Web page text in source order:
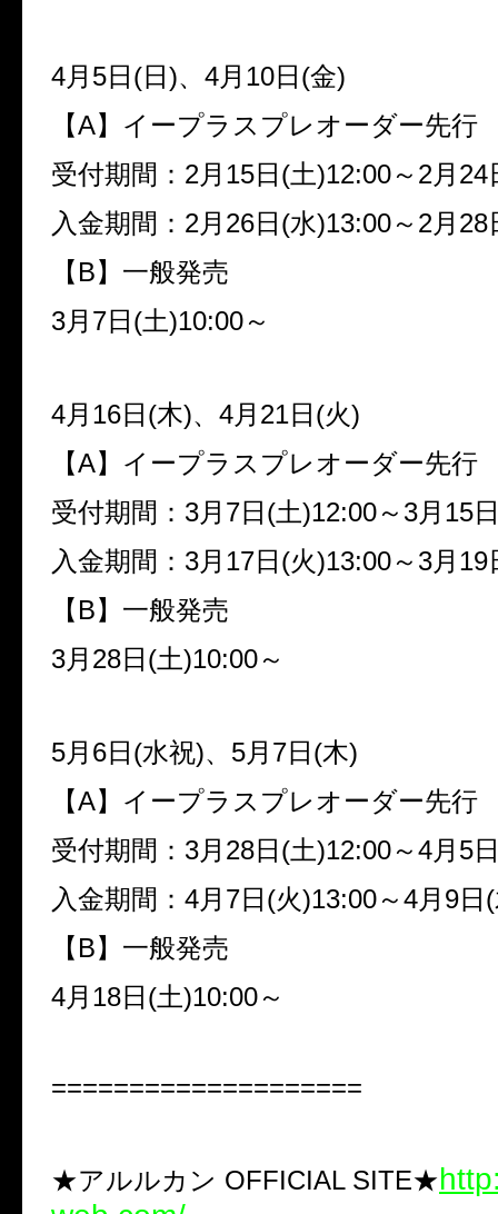
4月5日(日)、4月10日(金)
【A】イープラスプレオーダー先行
受付期間：2月15日(土)12:00～2月24
入金期間：2月26日(水)13:00～2月28
【B】一般発売
3月7日(土)10:00～
4月16日(木)、4月21日(火)
【A】イープラスプレオーダー先行
受付期間：3月7日(土)12:00～3月15
入金期間：3月17日(火)13:00～3月19
【B】一般発売
3月28日(土)10:00～
5月6日(水祝)、5月7日(木)
【A】イープラスプレオーダー先行
受付期間：3月28日(土)12:00～4月5
入金期間：4月7日(火)13:00～4月9日
【B】一般発売
4月18日(土)10:00～
====================
★アルルカン OFFICIAL SITE★